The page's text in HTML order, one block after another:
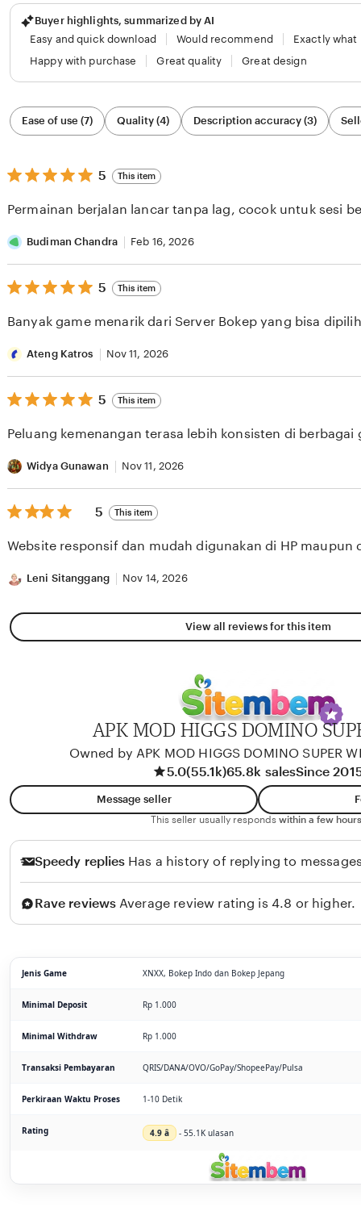
Buyer highlights, summarized by AI
Easy and quick download
Would recommend
Exactly what
Happy with purchase
Great quality Great design
Filter
by
category
Ease of use (7) Quality (4) Description accuracy (3)
5
out
5
5 This item
Permainan berjalan lancar tanpa lag, cocok untuk sesi
Budiman Chandra Feb 16, 2026
5
out
5
5 This item
Banyak game menarik dari Server Bokep yang bisa
Ateng Katros Nov 11, 2026
5
out
5
5 This item
Peluang kemenangan terasa lebih konsisten di berbagai
Widya Gunawan Nov 11, 2026
5
out
5
5 This item
Website responsif dan mudah digunakan di HP maupun
Leni Sitanggang Nov 14, 2026
View all reviews for this item
APK MOD HIGGS DOMINO
Owned by APK MOD HIGGS DOMINO SUPER
5.0(55.1k)65.8k salesSince
Message seller
This seller usually responds within a few
Speedy replies Has a history of replying to
Rave reviews Average review rating is 4.8 or higher.
Jenis Game XNXX, Bokep Indo dan Bokep Jepang
Minimal Deposit Rp 1.000
Minimal Withdraw Rp 1.000
Transaksi Pembayaran QRIS/DANA/OVO/GoPay/ShopeePay/Pulsa
Perkiraan Waktu Proses 1-10 Detik
Rating 4.9 â­ - 55.1K ulasan